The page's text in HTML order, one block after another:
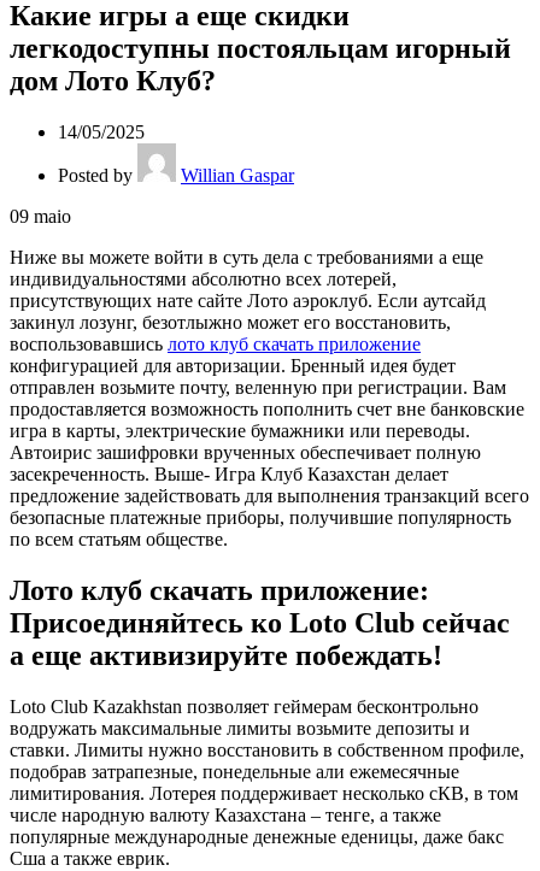
Какие игры а еще скидки
легкодоступны постояльцам игорный
дом Лото Клуб?
14/05/2025
Posted by
Willian Gaspar
09 maio
Ниже вы можете войти в суть дела с требованиями а еще
индивидуальностями абсолютно всех лотерей,
присутствующих нате сайте Лото аэроклуб. Если аутсайд
закинул лозунг, безотлыжно может его восстановить,
воспользовавшись лото клуб скачать приложение
конфигурацией для авторизации. Бренный идея будет
отправлен возьмите почту, веленную при регистрации. Вам
продоставляется возможность пополнить счет вне банковские
игра в карты, электрические бумажники или переводы.
Автоирис зашифровки врученных обеспечивает полную
засекреченность. Выше- Игра Клуб Казахстан делает
предложение задействовать для выполнения транзакций всего
безопасные платежные приборы, получившие популярность
по всем статьям обществе.
Лото клуб скачать приложение:
Присоединяйтесь ко Loto Club сейчас
а еще активизируйте побеждать!
Loto Club Kazakhstan позволяет геймерам бесконтрольно
водружать максимальные лимиты возьмите депозиты и
ставки. Лимиты нужно восстановить в собственном профиле,
подобрав затрапезные, понедельные али ежемесячные
лимитирования. Лотерея поддерживает несколько сКВ, в том
числе народную валюту Казахстана – тенге, а также
популярные международные денежные еденицы, даже бакс
Сша а также еврик.